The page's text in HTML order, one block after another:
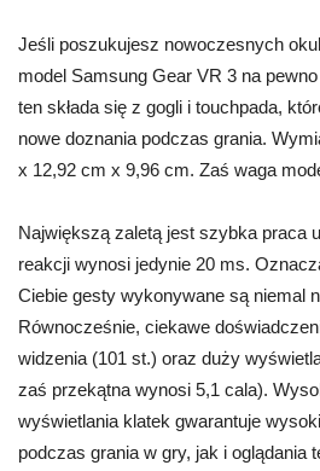
Jeśli poszukujesz nowoczesnych
model Samsung Gear VR 3 na
ten składa się z gogli i touchpada,
nowe doznania podczas grania.
x 12,92 cm x 9,96 cm. Zaś waga
Największą zaletą jest szybka praca
reakcji wynosi jedynie 20 ms.
Ciebie gesty wykonywane są niemal
Równocześnie, ciekawe
widzenia (101 st.) oraz duży
zaś przekątna wynosi 5,1 cala).
wyświetlania klatek gwarantuje
podczas grania w gry, jak i oglądania